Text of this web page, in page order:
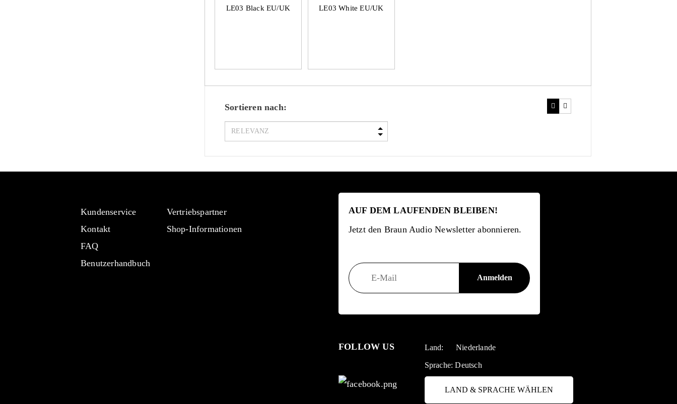
LE03 Black EU/UK
LE03 White EU/UK
Sortieren nach:
Kundenservice
Kontakt
FAQ
Benutzerhandbuch
Vertriebspartner
Shop-Informationen
AUF DEM LAUFENDEN BLEIBEN!
Jetzt den Braun Audio Newsletter abonnieren.
FOLLOW US Land: Niederlande
Sprache:Deutsch
LAND & SPRACHE WÄHLEN